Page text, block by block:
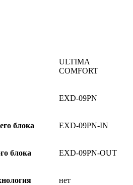
ULTIMA
COMFORT
EXD-09PN
блока EXD-09PN-IN
блока EXD-09PN-OUT
нет